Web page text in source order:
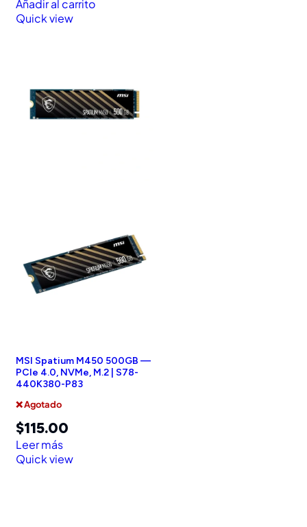
Añadir al carrito
Quick view
MSI Spatium M450 500GB —
PCIe 4.0, NVMe, M.2 | S78-
440K380-P83
❌ Agotado
$115.00
Leer más
Quick view